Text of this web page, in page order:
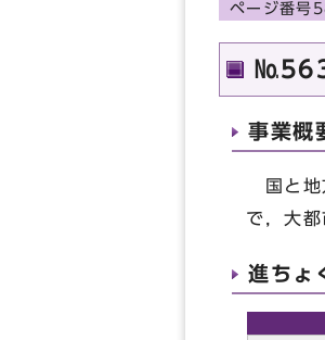
ページ番号
事業概
国と地
で，大
進ちょ